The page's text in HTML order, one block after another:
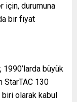
için, durumuna
bir fiyat
büyük
StarTAC 130
olarak kabul